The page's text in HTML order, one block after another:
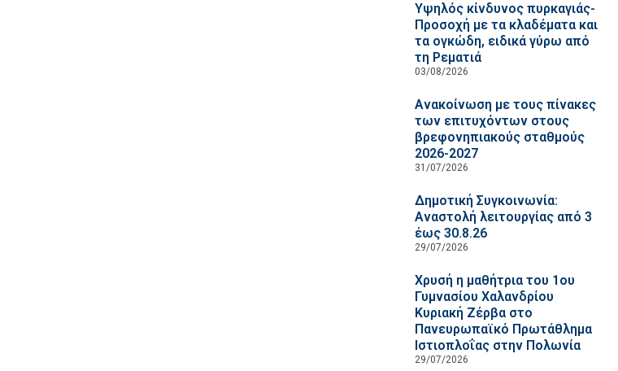
Υψηλός κίνδυνος πυρκαγιάς-
Προσοχή με τα κλαδέματα και
τα ογκώδη, ειδικά γύρω από
τη Ρεματιά
03/08/2026
Ανακοίνωση με τους πίνακες
των επιτυχόντων στους
βρεφονηπιακούς σταθμούς
2026-2027
31/07/2026
Δημοτική Συγκοινωνία:
Αναστολή λειτουργίας από 3
έως 30.8.26
29/07/2026
Χρυσή η μαθήτρια του 1ου
Γυμνασίου Χαλανδρίου
Κυριακή Ζέρβα στο
Πανευρωπαϊκό Πρωτάθλημα
Ιστιοπλοΐας στην Πολωνία
29/07/2026